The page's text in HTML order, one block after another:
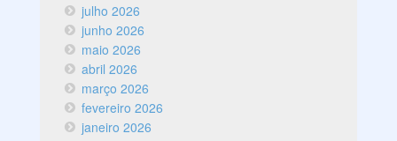
julho 2026
junho 2026
maio 2026
abril 2026
março 2026
fevereiro 2026
janeiro 2026